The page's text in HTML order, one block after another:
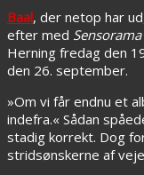
Baal, der netop har
efter med Sensorama
Herning fredag den
den 26. september.
»Om vi får endnu et
indefra.« Sådan
stadig korrekt. Dog
stridsønskerne af